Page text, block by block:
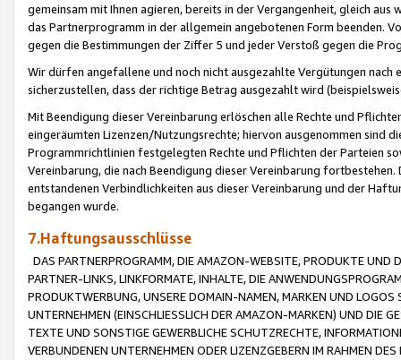
gemeinsam mit Ihnen agieren, bereits in der Vergangenheit, gleich
das Partnerprogramm in der allgemein angebotenen Form beenden.
gegen die Bestimmungen der Ziffer 5 und jeder Verstoß gegen die
Wir dürfen angefallene und noch nicht ausgezahlte Vergütungen
sicherzustellen, dass der richtige Betrag ausgezahlt wird
Mit Beendigung dieser Vereinbarung erlöschen alle Rechte und
eingeräumten Lizenzen/Nutzungsrechte; hiervon ausgenommen sind
Programmrichtlinien festgelegten Rechte und Pflichten der Parteien
Vereinbarung, die nach Beendigung dieser Vereinbarung
entstandenen Verbindlichkeiten aus dieser Vereinbarung und der
begangen wurde.
7.Haftungsausschlüsse
DAS PARTNERPROGRAMM, DIE AMAZON-WEBSITE, PRODUKTE UND
PARTNER-LINKS, LINKFORMATE, INHALTE, DIE
PRODUKTWERBUNG, UNSERE DOMAIN-NAMEN, MARKEN UND
UNTERNEHMEN (EINSCHLIESSLICH DER AMAZON-MARKEN) UND DIE
TEXTE UND SONSTIGE GEWERBLICHE SCHUTZRECHTE,
VERBUNDENEN UNTERNEHMEN ODER LIZENZGEBERN IM RAHMEN